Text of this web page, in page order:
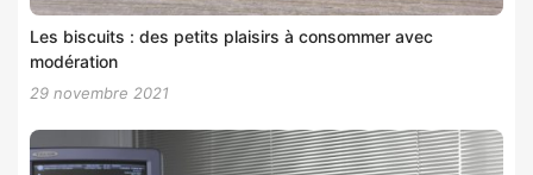
Les biscuits : des petits plaisirs à consommer avec
modération
29 novembre 2021